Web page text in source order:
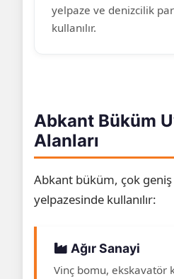
yelpaze ve denizcilik
kullanılır.
Abkant Büküm
Alanları
Abkant büküm, çok
yelpazesinde kullanılır:
Ağır Sanayi
Vinç bomu, ekskavatör